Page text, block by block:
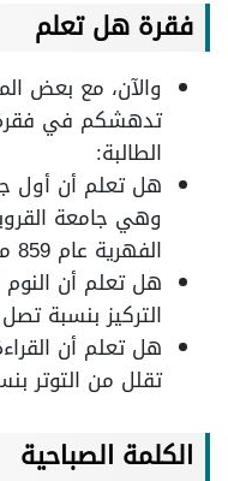
فقرة هل تعلم
والآن، مع بعض
تدهشكم في
الطالبة:
هل تعلم أن أول
وهي جامعة
الفهرية عام 859 ميلادية.
هل تعلم أن
التركيز بنسبة تصل
تقلل من التوتر بنسبة
الكلمة الصباحية